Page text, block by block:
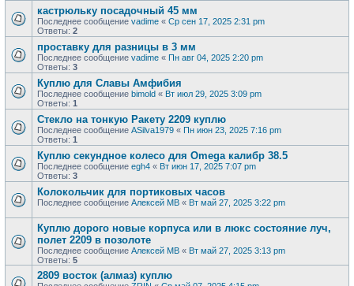
кастрюльку посадочный 45 мм
Последнее сообщение vadime « Ср сен 17, 2025 2:31 pm
Ответы: 2
проставку для разницы в 3 мм
Последнее сообщение vadime « Пн авг 04, 2025 2:20 pm
Ответы: 3
Куплю для Славы Амфибия
Последнее сообщение bimold « Вт июл 29, 2025 3:09 pm
Ответы: 1
Стекло на тонкую Ракету 2209 куплю
Последнее сообщение ASilva1979 « Пн июн 23, 2025 7:16 pm
Ответы: 1
Куплю секундное колесо для Omega калибр 38.5
Последнее сообщение egh4 « Вт июн 17, 2025 7:07 pm
Ответы: 3
Колокольчик для портиковых часов
Последнее сообщение Алексей МВ « Вт май 27, 2025 3:22 pm
Куплю дорого новые корпуса или в люкс состояние луч,
полет 2209 в позолоте
Последнее сообщение Алексей МВ « Вт май 27, 2025 3:13 pm
Ответы: 5
2809 восток (алмаз) куплю